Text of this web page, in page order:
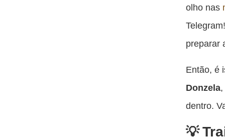
olho nas
preparar
Então, é
Donzela
dentro.